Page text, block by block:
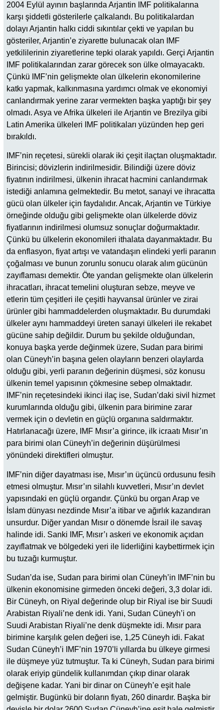
2004 Eylül ayının başlarında Arjantin IMF politikalarına
karşı şiddetli gösterilerle çalkalandı. Bu politikalardan
dolayı Arjantin halkı ciddi sıkıntılar çekti ve yapılan bu
gösteriler, Arjantin’e ziyarette bulunacak olan IMF
yetkililerinin ziyaretlerine tepki olarak yapıldı. Gerçi Arjantin
IMF politikalarından zarar görecek son ülke olmayacaktı.
Çünkü IMF’nin gelişmekte olan ülkelerin ekonomilerine
katkı yapmak, kalkınmasına yardımcı olmak ve ekonomiyi
canlandırmak yerine zarar vermekten başka yaptığı bir şey
olmadı. Asya ve Afrika ülkeleri ile Arjantin ve Brezilya gibi
Latin Amerika ülkeleri IMF politikaları yüzünden hep geri
bırakıldı.
IMF’nin reçetesi, sürekli olarak iki çeşit ilaçtan oluşmaktadır.
Birincisi; dövizlerin indirilmesidir. Bilindiği üzere döviz
fiyatının indirilmesi, ülkenin ihracat hacmini canlandırmak
istediği anlamına gelmektedir. Bu metot, sanayi ve ihracatta
gücü olan ülkeler için faydalıdır. Ancak, Arjantin ve Türkiye
örneğinde olduğu gibi gelişmekte olan ülkelerde döviz
fiyatlarının indirilmesi olumsuz sonuçlar doğurmaktadır.
Çünkü bu ülkelerin ekonomileri ithalata dayanmaktadır. Bu
da enflasyon, fiyat artışı ve vatandaşın elindeki yerli paranın
çoğalması ve bunun zorunlu sonucu olarak alım gücünün
zayıflaması demektir. Öte yandan gelişmekte olan ülkelerin
ihracatları, ihracat temelini oluşturan sebze, meyve ve
etlerin tüm çeşitleri ile çeşitli hayvansal ürünler ve zirai
ürünler gibi hammaddelerden oluşmaktadır. Bu durumdaki
ülkeler aynı hammaddeyi üreten sanayi ülkeleri ile rekabet
gücüne sahip değildir. Durum bu şekilde olduğundan,
konuya başka yerde değinmek üzere, Sudan para birimi
olan Cüneyh’in başına gelen olayların benzeri olaylarda
olduğu gibi, yerli paranın değerinin düşmesi, söz konusu
ülkenin temel yapısının çökmesine sebep olmaktadır.
IMF’nin reçetesindeki ikinci ilaç ise, Sudan’daki sivil hizmet
kurumlarında olduğu gibi, ülkenin para birimine zarar
vermek için o devletin en güçlü organına saldırmaktır.
Hatırlanacağı üzere, IMF Mısır’a girince, ilk icraatı Mısır’ın
para birimi olan Cüneyh’in değerinin düşürülmesi
yönündeki direktifleri olmuştur.
IMF’nin diğer dayatması ise, Mısır’ın üçüncü ordusunu fesih
etmesi olmuştur. Mısır’ın silahlı kuvvetleri, Mısır’ın devlet
yapısındaki en güçlü organdır. Çünkü bu organ Arap ve
İslam dünyası nezdinde Mısır’a itibar ve ağırlık kazandıran
unsurdur. Diğer yandan Mısır o dönemde İsrail ile savaş
halinde idi. Sanki IMF, Mısır’ı askeri ve ekonomik açıdan
zayıflatmak ve bölgedeki yeri ile liderliğini kaybettirmek için
bu tuzağı kurmuştur.
Sudan’da ise, Sudan para birimi olan Cüneyh’in IMF’nin bu
ülkenin ekonomisine girmeden önceki değeri, 3,3 dolar idi.
Bir Cüneyh, on Riyal değerinde olup bir Riyal ise bir Suudi
Arabistan Riyali’ne denk idi. Yani, Sudan Cüneyh’i on
Suudi Arabistan Riyali’ne denk düşmekte idi. Mısır para
birimine karşılık gelen değeri ise, 1,25 Cüneyh idi. Fakat
Sudan Cüneyh’i IMF’nin 1970’li yıllarda bu ülkeye girmesi
ile düşmeye yüz tutmuştur. Ta ki Cüneyh, Sudan para birimi
olarak eriyip gündelik kullanımdan çıkıp dinar olarak
değişene kadar. Yani bir dinar on Cüneyh’e eşit hale
gelmiştir. Bugünkü bir doların fiyatı, 260 dinardır. Başka bir